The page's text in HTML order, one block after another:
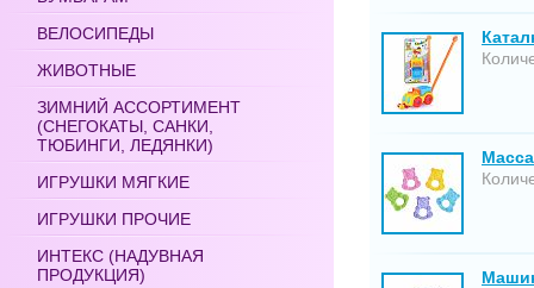
ВЕЛОСИПЕДЫ
ЖИВОТНЫЕ
ЗИМНИЙ АССОРТИМЕНТ
(СНЕГОКАТЫ, САНКИ,
ТЮБИНГИ, ЛЕДЯНКИ)
ИГРУШКИ МЯГКИЕ
ИГРУШКИ ПРОЧИЕ
ИНТЕКС (НАДУВНАЯ
ПРОДУКЦИЯ)